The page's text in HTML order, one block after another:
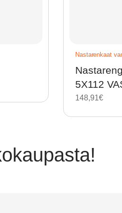
Nastarenkaat
5X112
148,91€